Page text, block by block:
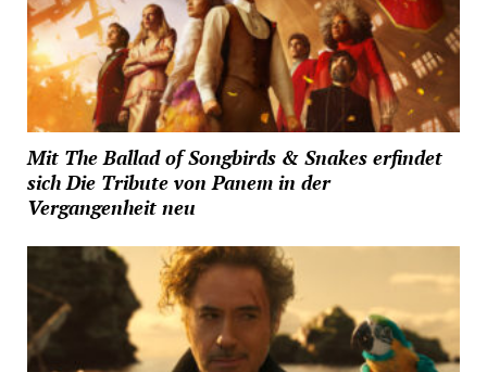
Mit The Ballad of Songbirds & Snakes erfindet
sich Die Tribute von Panem in der
Vergangenheit neu